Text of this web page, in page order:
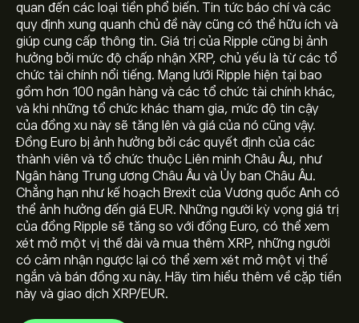
quan đến các loại tiền phổ biến. Tin tức báo chí và các
quy định xung quanh chủ đề này cũng có thể hữu ích và
giúp cung cấp thông tin. Giá trị của Ripple cũng bị ảnh
hưởng bởi mức độ chấp nhận XRP, chủ yếu là từ các tổ
chức tài chính nổi tiếng. Mạng lưới Ripple hiện tại bao
gồm hơn 100 ngân hàng và các tổ chức tài chính khác,
và khi những tổ chức khác tham gia, mức độ tin cậy
của đồng xu này sẽ tăng lên và giá của nó cũng vậy.
Đồng Euro bị ảnh hưởng bởi các quyết định của các
thành viên và tổ chức thuộc Liên minh Châu Âu, như
Ngân hàng Trung ương Châu Âu và Ủy ban Châu Âu.
Chẳng hạn như kế hoạch Brexit của Vương quốc Anh có
thể ảnh hưởng đến giá EUR. Những người kỳ vọng giá trị
của đồng Ripple sẽ tăng so với đồng Euro, có thể xem
xét mở một vị thế dài và mua thêm XRP, những người
có cảm nhận ngược lại có thể xem xét mở một vị thế
ngắn và bán đồng xu này. Hãy tìm hiểu thêm về cặp tiền
này và giao dịch XRP/EUR.
Giá hiện tại của XRPEUR là 0.8930‎€‎
Vốn hóa thị trường của Ripple / Euro là (Dữ liệu hiện
không khả dụng)
Giá cao nhất mọi thời đại của Ripple / Euro là 3.2632‎€‎